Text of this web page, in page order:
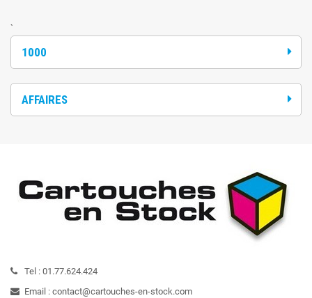
`
1000
AFFAIRES
Tel : 01.77.624.424
Email : contact@cartouches-en-stock.com